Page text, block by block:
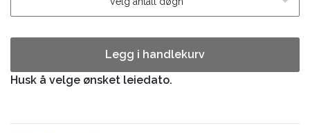
Legg i handlekurv
Husk å velge ønsket leiedato.